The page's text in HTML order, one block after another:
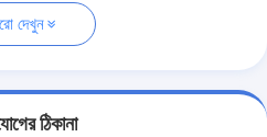
দেখুন
ঠিকানা